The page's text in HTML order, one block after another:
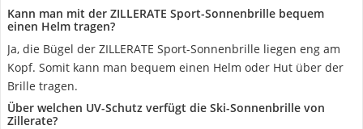
Kann man mit der ZILLERATE Sport-Sonnenbrille bequem
einen Helm tragen?
Ja, die Bügel der ZILLERATE Sport-Sonnenbrille liegen eng am
Kopf. Somit kann man bequem einen Helm oder Hut über der
Brille tragen.
Über welchen UV-Schutz verfügt die Ski-Sonnenbrille von
Zillerate?